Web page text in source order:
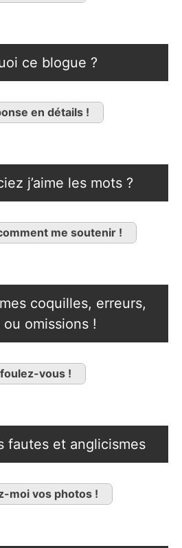
ce blogue ?
en détails !
j’aime les mots ?
me soutenir !
coquilles, erreurs,
omissions !
vous !
fautes et anglicismes
moi vos photos !